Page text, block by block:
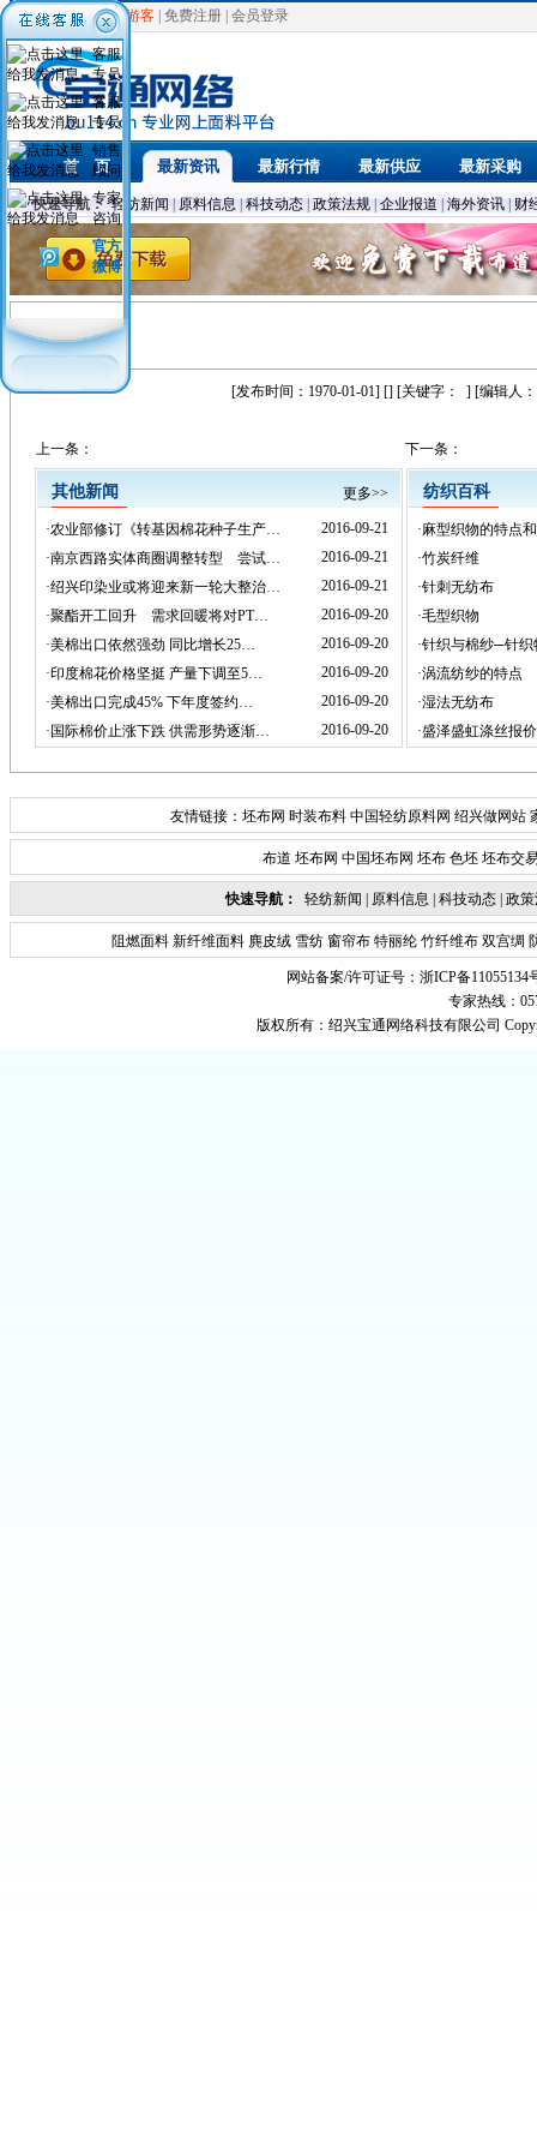
欢迎光临，游客 免费注册 会员登录
首 页 最新资讯 最新行情 最新供应 最新采购
快速导航： 轻纺新闻 原料信息 科技动态 政策法规 企业报道 海外资讯 财
[发布时间：1970-01-01] [] [关键字： ] [编辑人
上一条： 下一条：
其他新闻 更多>>
·农业部修订《转基因棉花种子生产…
2016-09-21
·南京西路实体商圈调整转型 尝试…
2016-09-21
·绍兴印染业或将迎来新一轮大整治…
2016-09-21
·聚酯开工回升 需求回暖将对PT…
2016-09-20
·美棉出口依然强劲 同比增长25…
2016-09-20
·印度棉花价格坚挺 产量下调至5…
2016-09-20
·美棉出口完成45% 下年度签约…
2016-09-20
· 国际棉价止涨下跌 供需形势逐渐… 2016-09-20
纺织百科
·麻型织物的特点
·竹炭纤维
·针刺无纺布
·毛型织物
·针织与棉纱─针织
·涡流纺纱的特点
·湿法无纺布
·盛泽盛虹涤丝报
友情链接： 坯布网 时装布料 中国轻纺原料网 绍兴做网站
布道 坯布网 中国坯布网 坯布 色坯 坯布交
快速导航： 轻纺新闻 原料信息 科技动态| 政
阻燃面料新纤维面料麂皮绒雪纺窗帘布特丽纶竹纤维布双宫绸
网站备案/许可证号： 浙ICP备11055134
专家热线：
版权所有： 绍兴宝通网络科技有限公司
客服
专员
客服
专员
销售
顾问
专家
咨询
官方
微博